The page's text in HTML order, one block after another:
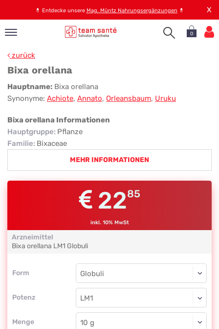
💊 Entdecke unsere Mag. Müntz Nahrungsergänzungen 💊 X
0
zurück
Bixa orellana
Bixa
orellana
Hauptname: Bixa orellana
Synonyme: Achiote, Annato, Orleansbaum, Uruku
Bixa orellana Informationen
Hauptgruppe: Pflanze
Familie: Bixaceae
MEHR INFORMATIONEN
2285
inkl. 10% MwSt
Arzneimittel
Bixa orellana LM1 Globuli
Form
Form
Potenz
Globuli
LM1
Menge
Globuli